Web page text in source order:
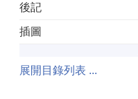
後記
插圖
展開目錄列表 ...